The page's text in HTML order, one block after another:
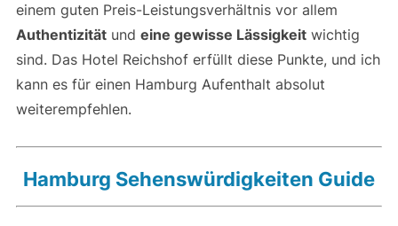
einem guten Preis-Leistungsverhältnis vor allem
Authentizitätund eine gewisse Lässigkeitwichtig
sind. Das Hotel Reichshof erfüllt diese Punkte, und ich
kann es für einen Hamburg Aufenthalt absolut
weiterempfehlen.
Hamburg Sehenswürdigkeiten Guide